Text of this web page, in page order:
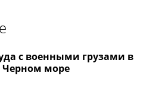
с военными грузами в
Черном море